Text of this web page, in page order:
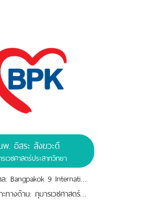
. อิสระ สังฆวะดี
เวชศาสตร์ประสาทวิทยา
โรงพยาบาล: Bangpakok 9 International Hospital
เเพทย์เฉพาะทางด้าน: กุมารเวชศาสตร์ประสาทวิทยา